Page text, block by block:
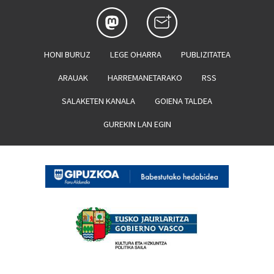
HONI BURUZ LEGE OHARRA PUBLIZITATEA
ARAUAK HARREMANETARAKO RSS
SALAKETEN KANALA GOIENA TALDEA
GUREKIN LAN EGIN